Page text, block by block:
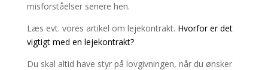
misforståelser senere hen.
Læs evt. vores artikel om lejekontrakt. Hvorfor er det
vigtigt med en lejekontrakt?
Du skal altid have styr på lovgivningen, når du ønsker